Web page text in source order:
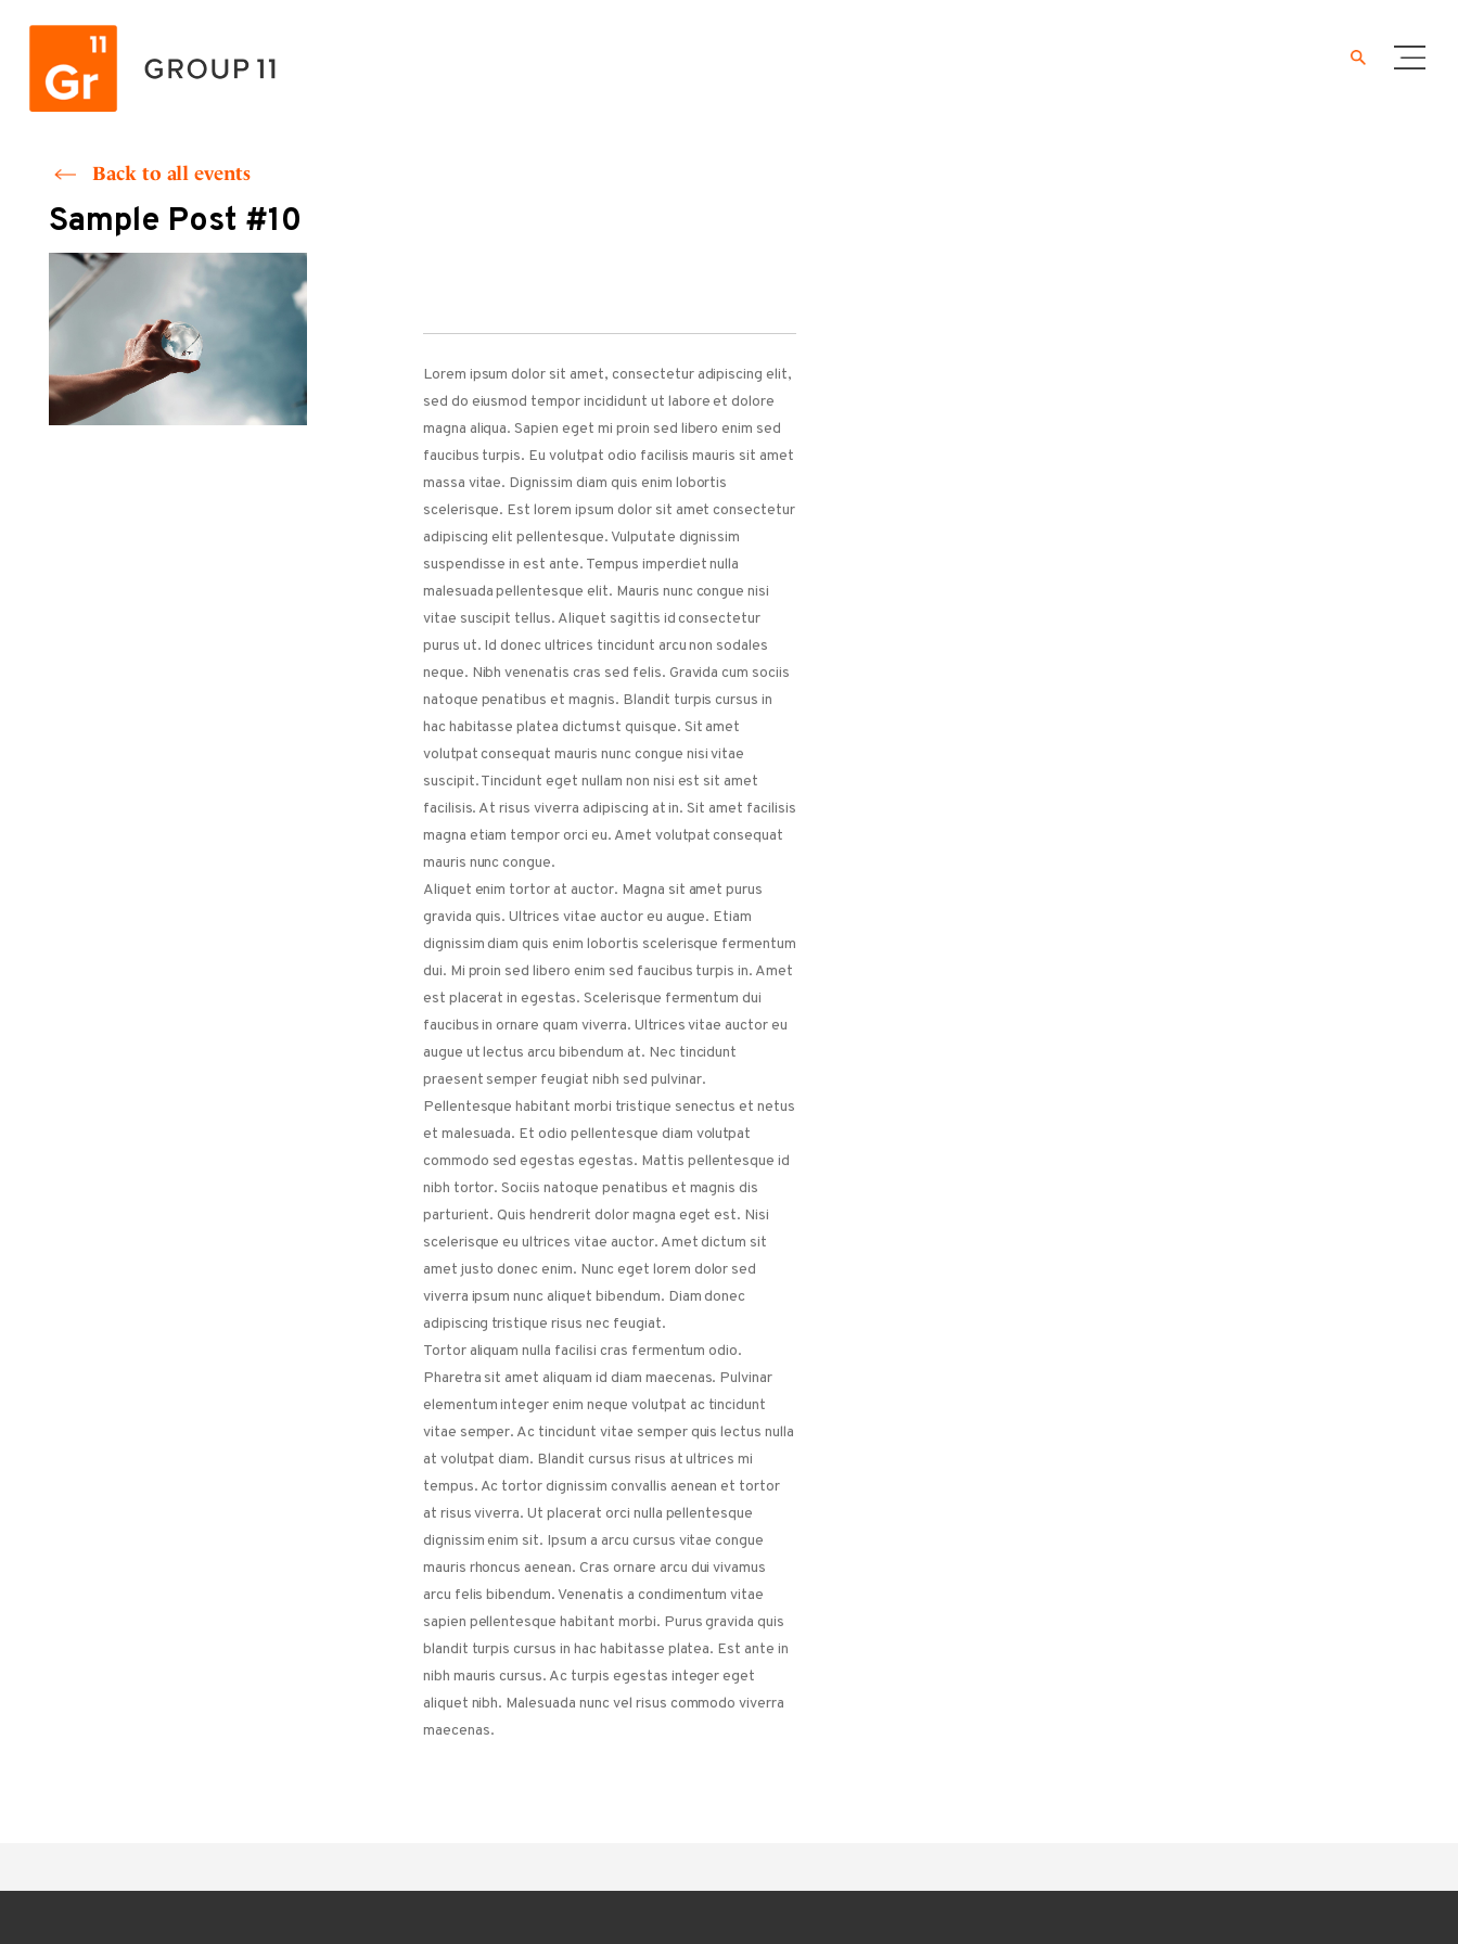
Back to all events
Sample Post #10
Lorem ipsum dolor sit amet, consectetur adipiscing elit,
sed do eiusmod tempor incididunt ut labore et dolore
magna aliqua. Sapien eget mi proin sed libero enim sed
faucibus turpis. Eu volutpat odio facilisis mauris sit amet
massa vitae. Dignissim diam quis enim lobortis
scelerisque. Est lorem ipsum dolor sit amet consectetur
adipiscing elit pellentesque. Vulputate dignissim
suspendisse in est ante. Tempus imperdiet nulla
malesuada pellentesque elit. Mauris nunc congue nisi
vitae suscipit tellus. Aliquet sagittis id consectetur
purus ut. Id donec ultrices tincidunt arcu non sodales
neque. Nibh venenatis cras sed felis. Gravida cum sociis
natoque penatibus et magnis. Blandit turpis cursus in
hac habitasse platea dictumst quisque. Sit amet
volutpat consequat mauris nunc congue nisi vitae
suscipit. Tincidunt eget nullam non nisi est sit amet
facilisis. At risus viverra adipiscing at in. Sit amet facilisis
magna etiam tempor orci eu. Amet volutpat consequat
mauris nunc congue.
Aliquet enim tortor at auctor. Magna sit amet purus
gravida quis. Ultrices vitae auctor eu augue. Etiam
dignissim diam quis enim lobortis scelerisque fermentum
dui. Mi proin sed libero enim sed faucibus turpis in. Amet
est placerat in egestas. Scelerisque fermentum dui
faucibus in ornare quam viverra. Ultrices vitae auctor eu
augue ut lectus arcu bibendum at. Nec tincidunt
praesent semper feugiat nibh sed pulvinar.
Pellentesque habitant morbi tristique senectus et netus
et malesuada. Et odio pellentesque diam volutpat
commodo sed egestas egestas. Mattis pellentesque id
nibh tortor. Sociis natoque penatibus et magnis dis
parturient. Quis hendrerit dolor magna eget est. Nisi
scelerisque eu ultrices vitae auctor. Amet dictum sit
amet justo donec enim. Nunc eget lorem dolor sed
viverra ipsum nunc aliquet bibendum. Diam donec
adipiscing tristique risus nec feugiat.
Tortor aliquam nulla facilisi cras fermentum odio.
Pharetra sit amet aliquam id diam maecenas. Pulvinar
elementum integer enim neque volutpat ac tincidunt
vitae semper. Ac tincidunt vitae semper quis lectus nulla
at volutpat diam. Blandit cursus risus at ultrices mi
tempus. Ac tortor dignissim convallis aenean et tortor
at risus viverra. Ut placerat orci nulla pellentesque
dignissim enim sit. Ipsum a arcu cursus vitae congue
mauris rhoncus aenean. Cras ornare arcu dui vivamus
arcu felis bibendum. Venenatis a condimentum vitae
sapien pellentesque habitant morbi. Purus gravida quis
blandit turpis cursus in hac habitasse platea. Est ante in
nibh mauris cursus. Ac turpis egestas integer eget
aliquet nibh. Malesuada nunc vel risus commodo viverra
maecenas.